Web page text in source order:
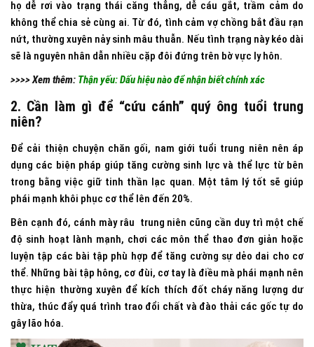
họ dễ rơi vào trạng thái căng thẳng, dễ cáu gắt, trầm cảm do
không thể chia sẻ cùng ai. Từ đó, tình cảm vợ chồng bắt đầu rạn
nứt, thường xuyên nảy sinh mâu thuẫn. Nếu tình trạng này kéo dài
sẽ là nguyên nhân dẫn nhiều cặp đôi đứng trên bờ vực ly hôn.
>>>> Xem thêm: Thận yếu: Dấu hiệu nào để nhận biết chính xác
2. Cần làm gì để “cứu cánh” quý ông tuổi trung
niên?
Để cải thiện chuyện chăn gối, nam giới tuổi trung niên nên áp
dụng các biện pháp giúp tăng cường sinh lực và thể lực từ bên
trong bằng việc giữ tinh thần lạc quan. Một tâm lý tốt sẽ giúp
phái mạnh khôi phục cơ thể lên đến 20%.
Bên cạnh đó, cánh mày râu trung niên cũng cần duy trì một chế
độ sinh hoạt lành mạnh, chơi các môn thể thao đơn giản hoặc
luyện tập các bài tập phù hợp để tăng cường sự dẻo dai cho cơ
thể. Những bài tập hông, cơ đùi, cơ tay là điều mà phái mạnh nên
thực hiện thường xuyên để kích thích đốt cháy năng lượng dư
thừa, thúc đẩy quá trình trao đổi chất và đào thải các gốc tự do
gây lão hóa.